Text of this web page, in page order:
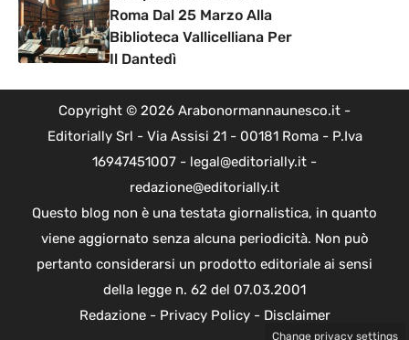
Roma Dal 25 Marzo Alla
Biblioteca Vallicelliana Per
Il Dantedì
Copyright © 2026 Arabonormannaunesco.it -
Editorially Srl - Via Assisi 21 - 00181 Roma - P.Iva
16947451007 - legal@editorially.it -
redazione@editorially.it
Questo blog non è una testata giornalistica, in quanto
viene aggiornato senza alcuna periodicità. Non può
pertanto considerarsi un prodotto editoriale ai sensi
della legge n. 62 del 07.03.2001
Redazione- Privacy Policy- Disclaimer
Change privacy settings